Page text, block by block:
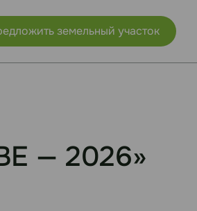
земельный участок
— 2026»